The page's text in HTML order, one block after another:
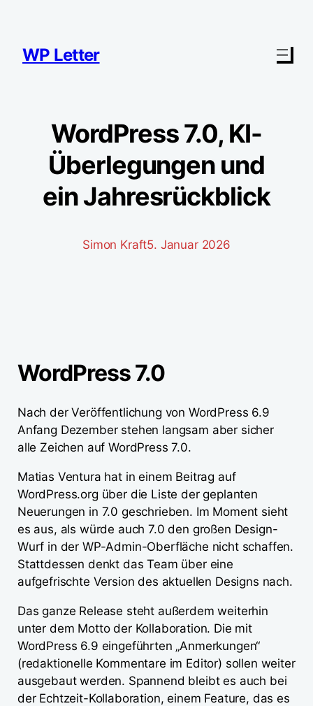
springen
WP Letter
WordPress 7.0, KI-
Überlegungen und
ein Jahresrückblick
Simon Kraft5. Januar 2026
WordPress 7.0
Nach der Veröffentlichung von WordPress 6.9
Anfang Dezember stehen langsam aber sicher
alle Zeichen auf WordPress 7.0.
Matias Ventura hat in einem Beitrag auf
WordPress.org über die Liste der geplanten
Neuerungen in 7.0 geschrieben. Im Moment sieht
es aus, als würde auch 7.0 den großen Design-
Wurf in der WP-Admin-Oberfläche nicht schaffen.
Stattdessen denkt das Team über eine
aufgefrischte Version des aktuellen Designs nach.
Das ganze Release steht außerdem weiterhin
unter dem Motto der Kollaboration. Die mit
WordPress 6.9 eingeführten „Anmerkungen“
(redaktionelle Kommentare im Editor) sollen weiter
ausgebaut werden. Spannend bleibt es auch bei
der Echtzeit-Kollaboration, einem Feature, das es